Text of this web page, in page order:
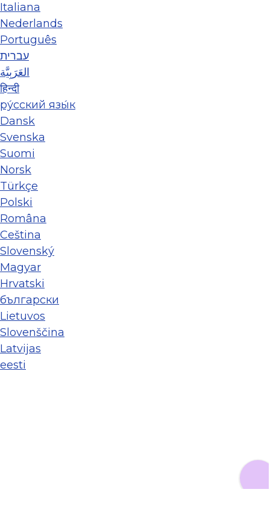
Italiana
Nederlands
Português
עברית
العَرَبِيَّة
हिन्दी
ру́сский язы́к
Dansk
Svenska
Suomi
Norsk
Türkçe
Polski
Româna
Ceština
Slovenský
Magyar
Hrvatski
български
Lietuvos
Slovenščina
Latvijas
eesti